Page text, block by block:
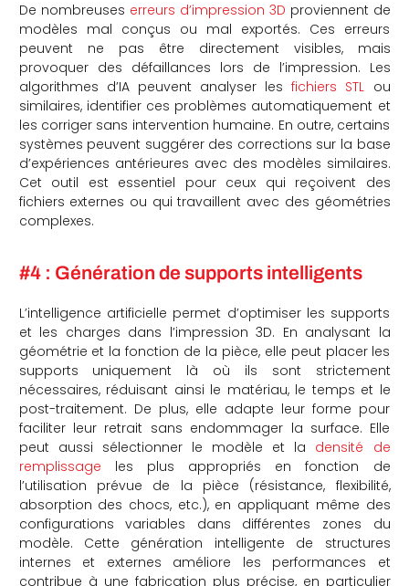
De nombreuses erreurs d’impression 3D proviennent de
modèles mal conçus ou mal exportés. Ces erreurs
peuvent ne pas être directement visibles, mais
provoquer des défaillances lors de l’impression. Les
algorithmes d’IA peuvent analyser lesfichiers STL ou
similaires, identifier ces problèmes automatiquement et
les corriger sans intervention humaine. En outre, certains
systèmes peuvent suggérer des corrections sur la base
d’expériences antérieures avec des modèles similaires.
Cet outil est essentiel pour ceux qui reçoivent des
fichiers externes ou qui travaillent avec des géométries
complexes.
#4 : Génération de supports intelligents
L’intelligence artificielle permet d’optimiser les supports
et les charges dans l’impression 3D. En analysant la
géométrie et la fonction de la pièce, elle peut placer les
supports uniquement là où ils sont strictement
nécessaires, réduisant ainsi le matériau, le temps et le
post-traitement. De plus, elle adapte leur forme pour
faciliter leur retrait sans endommager la surface. Elle
peut aussi sélectionner le modèle et la densité de
remplissage les plus appropriés en fonction de
l’utilisation prévue de la pièce (résistance, flexibilité,
absorption des chocs, etc.), en appliquant même des
configurations variables dans différentes zones du
modèle. Cette génération intelligente de structures
internes et externes améliore les performances et
contribue à une fabrication plus précise, en particulier